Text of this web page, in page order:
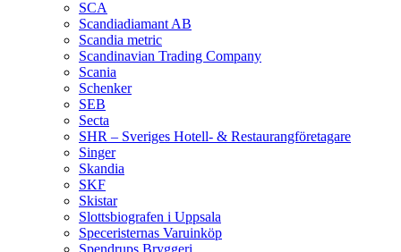
SCA
Scandiadiamant AB
Scandia metric
Scandinavian Trading Company
Scania
Schenker
SEB
Secta
SHR – Sveriges Hotell- & Restaurangföretagare
Singer
Skandia
SKF
Skistar
Slottsbiografen i Uppsala
Speceristernas Varuinköp
Spendrups Bryggeri